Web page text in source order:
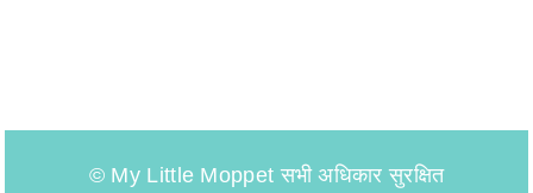
© My Little Moppet सभी अधिकार सुरक्षित